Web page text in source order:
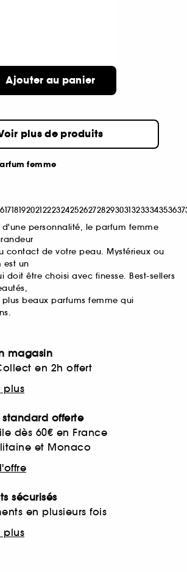
Ajouter au panier
plus de produits
femme
171819202122232425262728293031323334353637
personnalité, le parfum femme
contact de votre peau. Mystérieux ou
est un
doit être choisi avec finesse. Best-sellers
plus beaux parfums femme qui
magasin
en 2h offert
plus
standard offerte
dès 60€ en France
et Monaco
sécurisés
en plusieurs fois
plus